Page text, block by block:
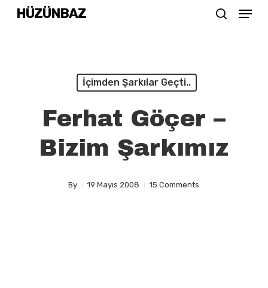
SkipHÜZÜNBAZ Menu
İçimden Şarkılar Geçti..
Ferhat Göçer –
Bizim Şarkımız
By 19 Mayıs 2008 15 Comments